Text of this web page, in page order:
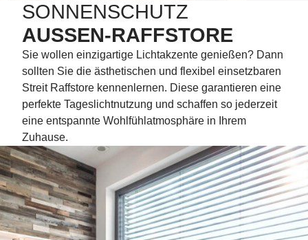
SONNENSCHUTZ
AUSSEN-RAFFSTORE
Sie wollen einzigartige Lichtakzente genießen? Dann
sollten Sie die ästhetischen und flexibel einsetzbaren
Streit Raffstore kennenlernen. Diese garantieren eine
perfekte Tageslichtnutzung und schaffen so jederzeit
eine entspannte Wohlfühlatmosphäre in Ihrem
Zuhause.